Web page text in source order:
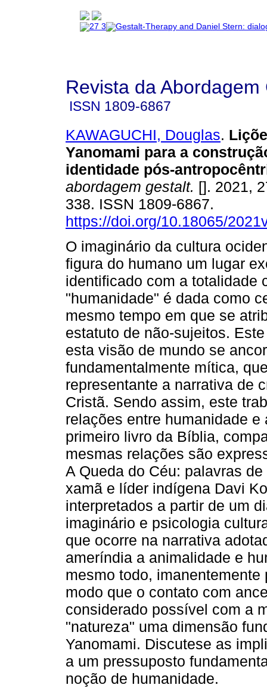
Revista da Abordagem
ISSN 1809-6867
KAWAGUCHI, Douglas.
Yanomami para a
identidade pós-
abordagem gestalt. []. 2021,
338. ISSN 1809-6867.
https://doi.org/10.18065/
O imaginário da cultura
figura do humano um lugar
identificado com a totalidade
"humanidade" é dada como
mesmo tempo em que se
estatuto de não-sujeitos.
esta visão de mundo se
fundamentalmente mítica,
representante a narrativa de
Cristã. Sendo assim, este
relações entre humanidade
primeiro livro da Bíblia,
mesmas relações são
A Queda do Céu: palavras
xamã e líder indígena Davi
interpretados a partir de um
imaginário e psicologia
que ocorre na narrativa
ameríndia a animalidade e
mesmo todo,
modo que o contato com
considerado possível com a
"natureza" uma dimensão
Yanomami. Discutese as
a um pressuposto
noção de humanidade.